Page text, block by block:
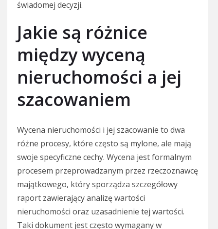
świadomej decyzji.
Jakie są różnice
między wyceną
nieruchomości a jej
szacowaniem
Wycena nieruchomości i jej szacowanie to dwa
różne procesy, które często są mylone, ale mają
swoje specyficzne cechy. Wycena jest formalnym
procesem przeprowadzanym przez rzeczoznawcę
majątkowego, który sporządza szczegółowy
raport zawierający analizę wartości
nieruchomości oraz uzasadnienie tej wartości.
Taki dokument jest często wymagany w